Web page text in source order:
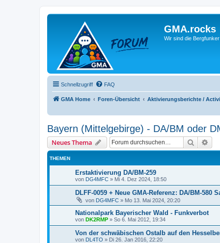
GMA.rocks
Wir sind die Bergfunker
Schnellzugriff FAQ
GMA Home Foren-Übersicht Aktivierungsberichte /
Bayern (Mittelgebirge) - DA/BM oder
Neues Thema Suche
THEMEN
Erstaktivierung DA/BM-259
von DG4MFC » Mi 4. Dez 2024, 18:50
DLFF-0059 + Neue GMA-Referenz: DA/BM-580
von DG4MFC » Mo 13. Mai 2024, 20:20
Nationalpark Bayerischer Wald - Funkverbot
von DK2RMP » So 6. Mai 2012, 19:34
Von der schwäbischen Ostalb auf den
von DL4TO » Di 26. Jan 2016, 22:20